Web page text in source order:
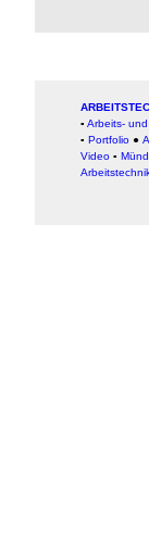
▪ Arbeits-
▪ Portfolio ●
Video ▪